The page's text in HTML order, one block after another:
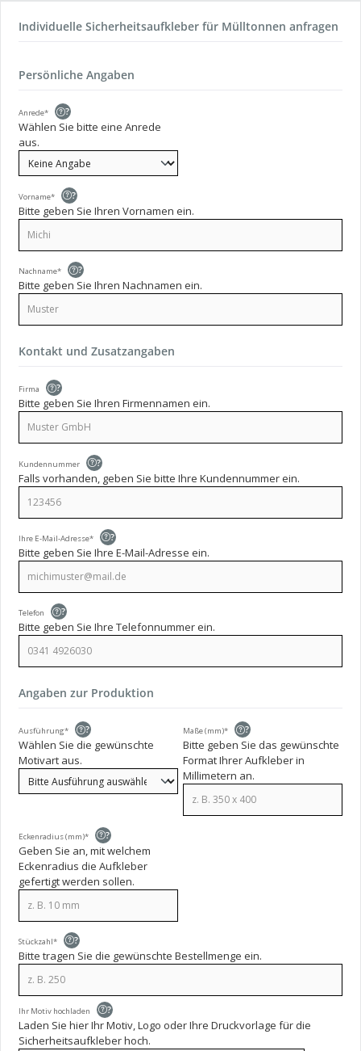
Individuelle Sicherheitsaufkleber für Mülltonnen anfragen
Persönliche Angaben
Anrede* ?
Wählen Sie bitte eine Anrede
aus.
Vorname* ?
Bitte geben Sie Ihren Vornamen ein.
Nachname* ?
Bitte geben Sie Ihren Nachnamen ein.
Kontakt und Zusatzangaben
Firma ?
Bitte geben Sie Ihren Firmennamen ein.
Kundennummer ?
Falls vorhanden, geben Sie bitte Ihre Kundennummer ein.
Ihre E-Mail-Adresse* ?
Bitte geben Sie Ihre E-Mail-Adresse ein.
Telefon ?
Bitte geben Sie Ihre Telefonnummer ein.
Angaben zur Produktion
Ausführung* ?
Wählen Sie die gewünschte
Motivart aus.
Maße (mm)* ?
Bitte geben Sie das gewünschte
Format Ihrer Aufkleber in
Millimetern an.
Eckenradius (mm)* ?
Geben Sie an, mit welchem
Eckenradius die Aufkleber
gefertigt werden sollen.
Stückzahl* ?
Bitte tragen Sie die gewünschte Bestellmenge ein.
Ihr Motiv hochladen ?
Laden Sie hier Ihr Motiv, Logo oder Ihre Druckvorlage für die
Sicherheitsaufkleber hoch.